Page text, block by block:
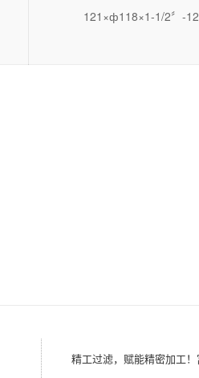
121×ф118×1-1/2〞-12